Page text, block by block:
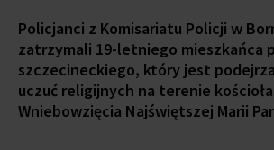
Policjanci z Komisariatu Policji w
zatrzymali 19-letniego mieszkańca
szczecineckiego, który jest
uczuć religijnych na terenie
Wniebowzięcia Najświętszej Marii